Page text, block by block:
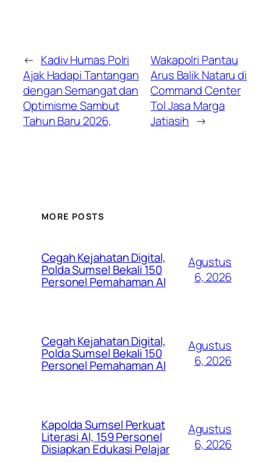
← Kadiv Humas Polri
Ajak Hadapi Tantangan
dengan Semangat dan
Optimisme Sambut
Tahun Baru 2026,
Wakapolri Pantau
Arus Balik Nataru di
Command Center
Tol Jasa Marga
Jatiasih →
MORE POSTS
Cegah Kejahatan Digital,
Polda Sumsel Bekali 150
Personel Pemahaman AI
Agustus
6, 2026
Cegah Kejahatan Digital,
Polda Sumsel Bekali 150
Personel Pemahaman AI
Agustus
6, 2026
Kapolda Sumsel Perkuat
Literasi AI, 159 Personel
Disiapkan Edukasi Pelajar
Agustus
6, 2026